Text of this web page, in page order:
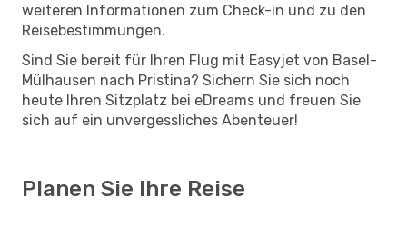
weiteren Informationen zum Check-in und zu den
Reisebestimmungen.
Sind Sie bereit für Ihren Flug mit Easyjet von Basel-
Mülhausen nach Pristina? Sichern Sie sich noch
heute Ihren Sitzplatz bei eDreams und freuen Sie
sich auf ein unvergessliches Abenteuer!
Planen Sie Ihre Reise